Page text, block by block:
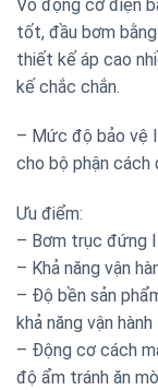
Vỏ động cơ điện
tốt, đầu bơm
thiết kế áp cao
kế chắc chắn.
– Mức độ bảo vệ
cho bộ phận
Ưu điểm:
– Bơm trục đứng
– Khả năng vận
– Độ bền sản
khả năng vận
– Động cơ cách
độ ẩm tránh ăn